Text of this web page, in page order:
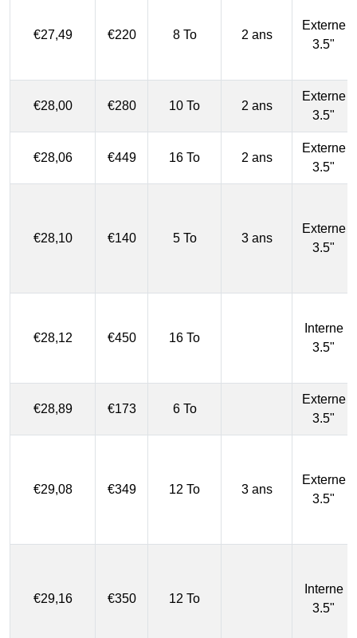
€27,49 €220 8 To 2 ans
Externe
3.5"
€28,00 €280 10 To 2 ans
Externe
3.5"
€28,06 €449 16 To 2 ans
Externe
3.5"
€28,10 €140 5 To 3 ans
Externe
3.5"
€28,12 €450 16 To
Interne
3.5"
€28,89 €173 6 To
Externe
3.5"
€29,08 €349 12 To 3 ans
Externe
3.5"
€29,16 €350 12 To
Interne
3.5"